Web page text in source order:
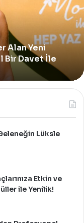
Alan Yeni
Bir Davet İle
Lüksle
Etkin ve
ile Yenilik!